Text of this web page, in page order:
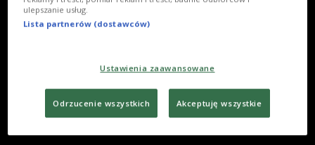
ulepszanie usług.
Lista partnerów (dostawców)
Ustawienia zaawansowane
Odrzucenie wszystkich Akceptuję wszystkie